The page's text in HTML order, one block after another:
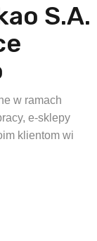
S.A.
w ramach
e-sklepy
klientom wi